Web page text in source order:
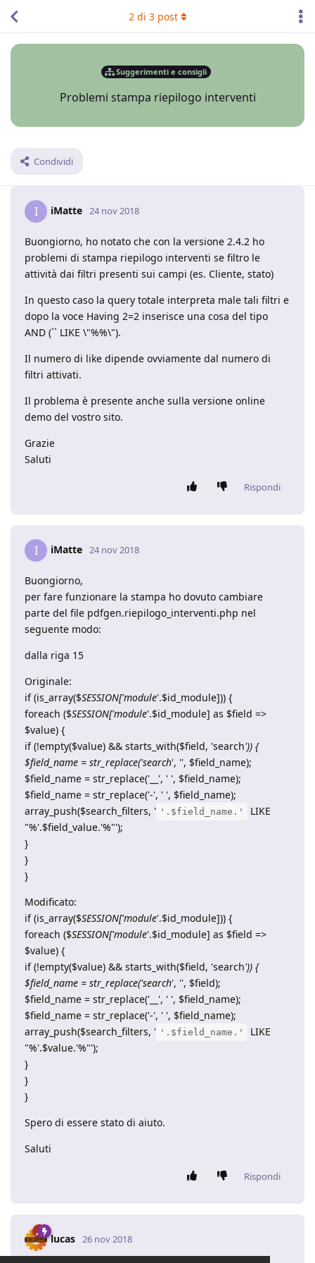
Suggerimenti e consigli
Problemi stampa riepilogo interventi
Condividi
2di 3post
I iMatte 24 nov 2018
Buongiorno, ho notato che con la versione 2.4.2 ho
problemi di stampa riepilogo interventi se filtro le
attività dai filtri presenti sui campi (es. Cliente, stato)
In questo caso la query totale interpreta male tali filtri e
dopo la voce Having 2=2 inserisce una cosa del tipo
AND (`` LIKE \"%%\").
Il numero di like dipende ovviamente dal numero di
filtri attivati.
Il problema è presente anche sulla versione online
demo del vostro sito.
Grazie
Saluti
Rispondi
I iMatte 24 nov 2018
Buongiorno,
per fare funzionare la stampa ho dovuto cambiare
parte del file pdfgen.riepilogo_interventi.php nel
seguente modo:
dalla riga 15
Originale:
if (is_array($SESSION['module'.$id_module])) {
foreach ($SESSION['module'.$id_module] as $field =>
$value) {
if (!empty($value) && starts_with($field, 'search')) {
$field_name = str_replace('search', '', $field_name);
$field_name = str_replace('__', ' ', $field_name);
$field_name = str_replace('-', ' ', $field_name);
array_push($search_filters, ' '.$field_name.'
LIKE
"%'.$field_value.'%"');
}
}
}
Modificato:
if (is_array($SESSION['module'.$id_module])) {
foreach ($SESSION['module'.$id_module] as $field =>
$value) {
if (!empty($value) && starts_with($field, 'search')) {
$field_name = str_replace('search', '', $field);
$field_name = str_replace('__', ' ', $field_name);
$field_name = str_replace('-', ' ', $field_name);
array_push($search_filters, ' '.$field_name.'
LIKE
"%'.$value.'%"');
}
}
}
Spero di essere stato di aiuto.
Saluti
Rispondi
lucas 26 nov 2018